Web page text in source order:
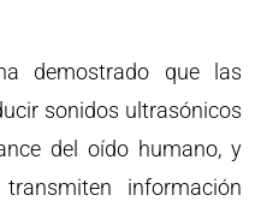
demostrado que las
sonidos ultrasónicos
del oído humano, y
información